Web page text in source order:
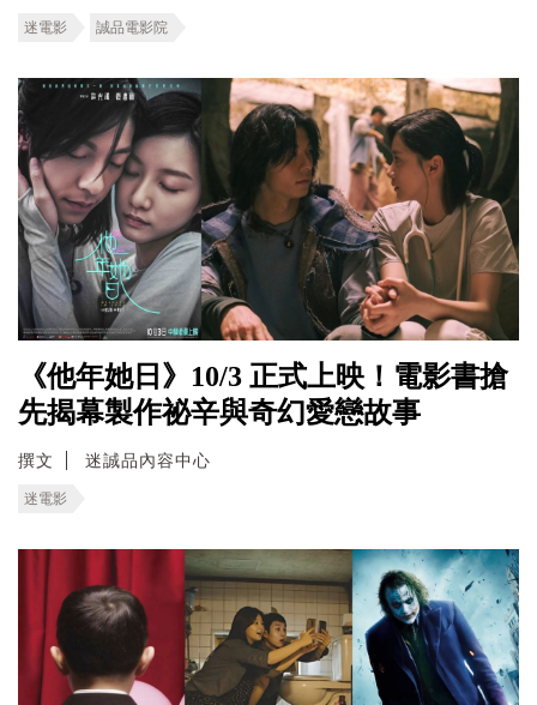
迷電影 誠品電影院
《他年她日》10/3 正式上映！電影書搶
先揭幕製作祕辛與奇幻愛戀故事
撰文 迷誠品內容中心
迷電影